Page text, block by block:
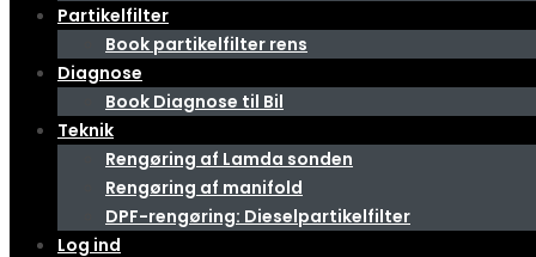
Partikelfilter
Book partikelfilter rens
Diagnose
Book Diagnose til Bil
Teknik
Rengøring af Lamda sonden
Rengøring af manifold
DPF-rengøring: Dieselpartikelfilter
Log ind